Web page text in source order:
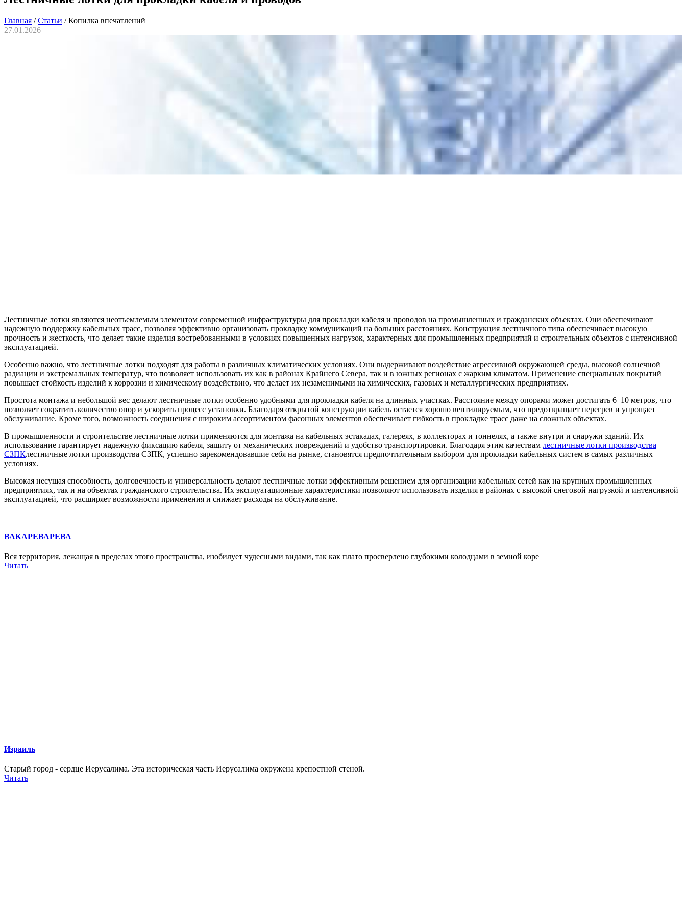
Главная /Статьи /Копилка впечатлений
27.01.2026
Лестничные лотки являются неотъемлемым элементом современной инфраструктуры для прокладки кабеля и проводов на промышленных и гражданских объектах. Они обеспечивают
надежную поддержку кабельных трасс, позволяя эффективно организовать прокладку коммуникаций на больших расстояниях. Конструкция лестничного типа обеспечивает высокую
прочность и жесткость, что делает такие изделия востребованными в условиях повышенных нагрузок, характерных для промышленных предприятий и строительных объектов с интенсивной
эксплуатацией.
Особенно важно, что лестничные лотки подходят для работы в различных климатических условиях. Они выдерживают воздействие агрессивной окружающей среды, высокой солнечной
радиации и экстремальных температур, что позволяет использовать их как в районах Крайнего Севера, так и в южных регионах с жарким климатом. Применение специальных покрытий
повышает стойкость изделий к коррозии и химическому воздействию, что делает их незаменимыми на химических, газовых и металлургических предприятиях.
Простота монтажа и небольшой вес делают лестничные лотки особенно удобными для прокладки кабеля на длинных участках. Расстояние между опорами может достигать 6–10 метров, что
позволяет сократить количество опор и ускорить процесс установки. Благодаря открытой конструкции кабель остается хорошо вентилируемым, что предотвращает перегрев и упрощает
обслуживание. Кроме того, возможность соединения с широким ассортиментом фасонных элементов обеспечивает гибкость в прокладке трасс даже на сложных объектах.
В промышленности и строительстве лестничные лотки применяются для монтажа на кабельных эстакадах, галереях, в коллекторах и тоннелях, а также внутри и снаружи зданий. Их
использование гарантирует надежную фиксацию кабеля, защиту от механических повреждений и удобство транспортировки. Благодаря этим качествам лестничные лотки производства
СЗПКлестничные лотки производства СЗПК, успешно зарекомендовавшие себя на рынке, становятся предпочтительным выбором для прокладки кабельных систем в самых различных
условиях.
Высокая несущая способность, долговечность и универсальность делают лестничные лотки эффективным решением для организации кабельных сетей как на крупных промышленных
предприятиях, так и на объектах гражданского строительства. Их эксплуатационные характеристики позволяют использовать изделия в районах с высокой снеговой нагрузкой и интенсивной
эксплуатацией, что расширяет возможности применения и снижает расходы на обслуживание.
ВАКАРЕВАРЕВА
Вся территория, лежащая в пределах этого пространства, изобилует чудесными видами, так как плато просверлено глубокими колодцами в земной коре
Читать
Израиль
Старый город - сердце Иерусалима. Эта историческая часть Иерусалима окружена крепостной стеной.
Читать